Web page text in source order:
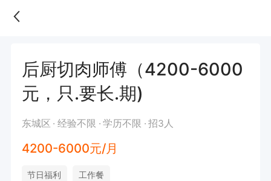
后厨切肉师傅（4200-6000
元，只.要长.期)
东城区 经验不限 学历不限 招3人
4200-6000元/月
节日福利 工作餐